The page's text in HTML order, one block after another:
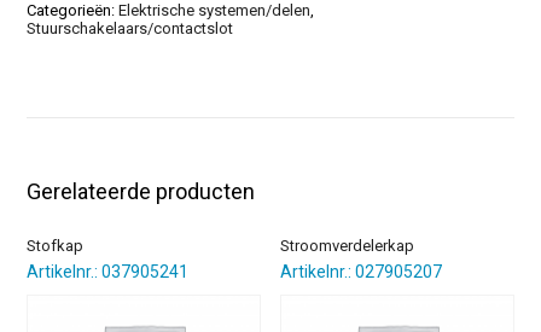
Categorieën:Elektrische systemen/delen,
Stuurschakelaars/contactslot
Gerelateerde producten
Stofkap
Artikelnr.: 037905241
Stroomverdelerkap
Artikelnr.: 027905207